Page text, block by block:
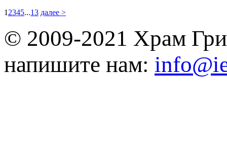
1 2345...13 далее >
© 2009-2021 Храм
напишите нам: